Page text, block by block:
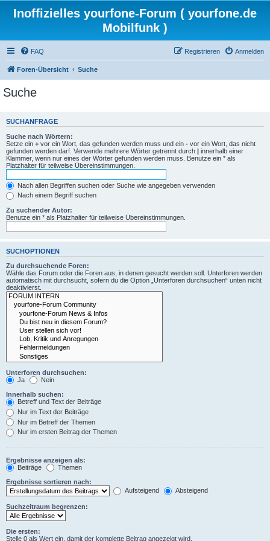
Inoffizielles yourfone-Forum ( yourfone.de
Mobilfunk )
FAQ Anmelden
Registrieren
Foren-Übersicht Suche
Suche
SUCHANFRAGE
Suche nach Wörtern:
Setze ein + vor ein Wort, das gefunden werden muss und ein - vor ein Wort, das nicht
gefunden werden darf. Verwende mehrere Wörter getrennt durch | innerhalb einer
Klammer, wenn nur eines der Wörter gefunden werden muss. Benutze ein * als
Platzhalter für teilweise Übereinstimmungen.
Nach allen Begriffen suchen oder Suche wie angegeben verwenden
Nach einem Begriff suchen
Zu suchender Autor:
Benutze ein * als Platzhalter für teilweise Übereinstimmungen.
SUCHOPTIONEN
Zu durchsuchende Foren:
Wähle das Forum oder die Foren aus, in denen gesucht werden soll. Unterforen werden
automatisch mit durchsucht, sofern du die Option „Unterforen durchsuchen“ unten nicht
deaktivierst.
Unterforen durchsuchen:
Ja
Nein
Innerhalb suchen:
Betreff und Text der Beiträge
Nur im Text der Beiträge
Nur im Betreff der Themen
Nur im ersten Beitrag der Themen
Ergebnisse anzeigen als:
Beiträge
Themen
Ergebnisse sortieren nach:
Aufsteigend
Absteigend
Suchzeitraum begrenzen:
Die ersten:
Stelle 0 als Wert ein, damit der komplette Beitrag angezeigt wird.